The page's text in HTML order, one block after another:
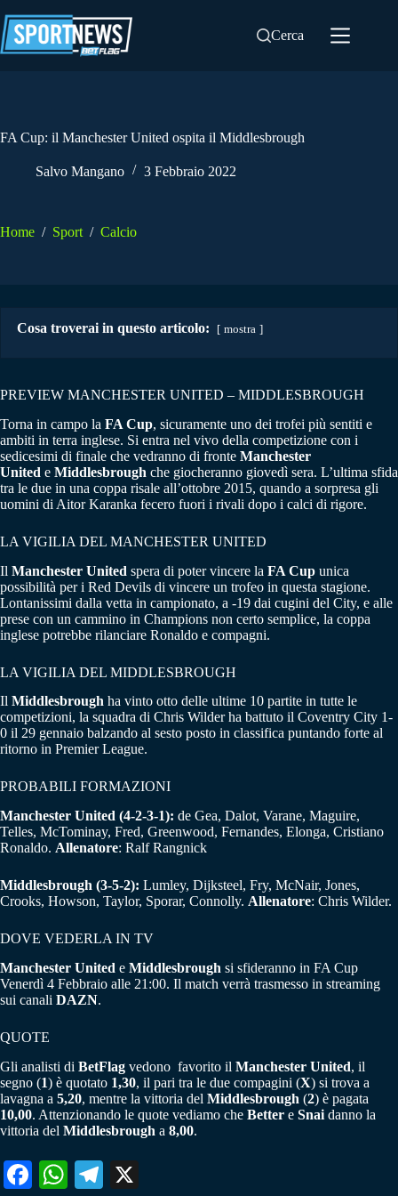
al
contenuto
Cerca
FA Cup: il Manchester United ospita il Middlesbrough
Salvo Mangano 3 Febbraio 2022
Home / Sport / Calcio
Cosa troverai in questo articolo: mostra
PREVIEW MANCHESTER UNITED – MIDDLESBROUGH
Torna in campo la FA Cup, sicuramente uno dei trofei più sentiti e
ambiti in terra inglese. Si entra nel vivo della competizione con i
sedicesimi di finale che vedranno di fronte Manchester
United e Middlesbrough che giocheranno giovedì sera. L’ultima sfida
tra le due in una coppa risale all’ottobre 2015, quando a sorpresa gli
uomini di Aitor Karanka fecero fuori i rivali dopo i calci di rigore.
LA VIGILIA DEL MANCHESTER UNITED
Il Manchester United spera di poter vincere la FA Cup unica
possibilità per i Red Devils di vincere un trofeo in questa stagione.
Lontanissimi dalla vetta in campionato, a -19 dai cugini del City, e alle
prese con un cammino in Champions non certo semplice, la coppa
inglese potrebbe rilanciare Ronaldo e compagni.
LA VIGILIA DEL MIDDLESBROUGH
Il Middlesbrough ha vinto otto delle ultime 10 partite in tutte le
competizioni, la squadra di Chris Wilder ha battuto il Coventry City 1-
0 il 29 gennaio balzando al sesto posto in classifica puntando forte al
ritorno in Premier League.
PROBABILI FORMAZIONI
Manchester United (4-2-3-1): de Gea, Dalot, Varane, Maguire,
Telles, McTominay, Fred, Greenwood, Fernandes, Elonga, Cristiano
Ronaldo. Allenatore: Ralf Rangnick
Middlesbrough (3-5-2): Lumley, Dijksteel, Fry, McNair, Jones,
Crooks, Howson, Taylor, Sporar, Connolly. Allenatore: Chris Wilder.
DOVE VEDERLA IN TV
Manchester United e Middlesbrough si sfideranno in FA Cup
Venerdì 4 Febbraio alle 21:00. Il match verrà trasmesso in streaming
sui canali DAZN.
QUOTE
Gli analisti di BetFlag vedono favorito il Manchester United, il
segno (1) è quotato 1,30, il pari tra le due compagini (X) si trova a
lavagna a 5,20, mentre la vittoria del Middlesbrough (2) è pagata
10,00. Attenzionando le quote vediamo che Better e Snai danno la
vittoria del Middlesbrough a 8,00.
Fa W
Te